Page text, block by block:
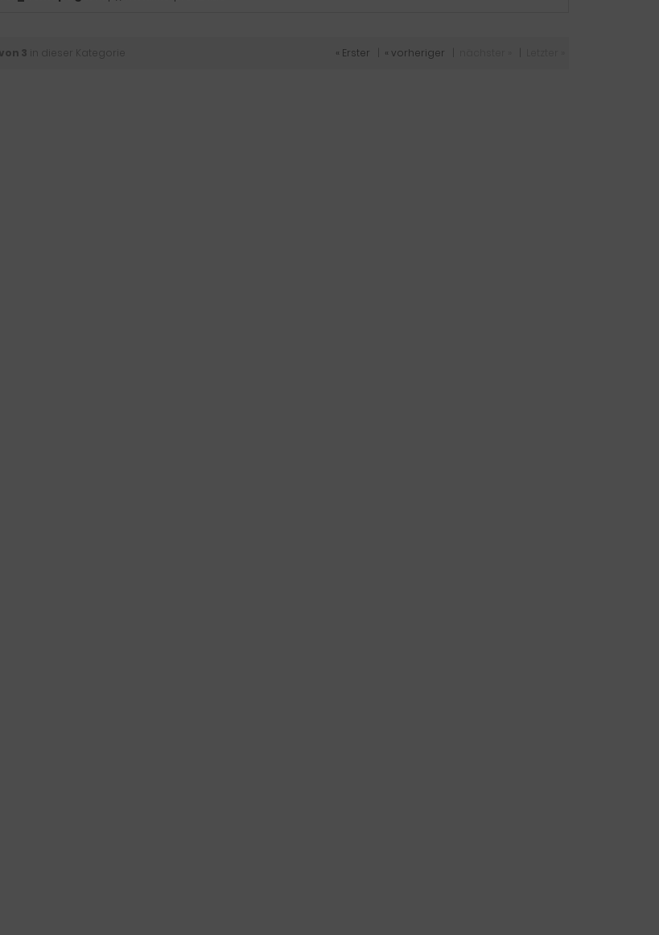
3 in dieser Kategorie « Erster « vorheriger